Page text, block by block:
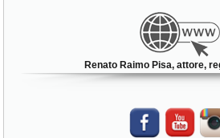
Renato Raimo Pisa, attore,